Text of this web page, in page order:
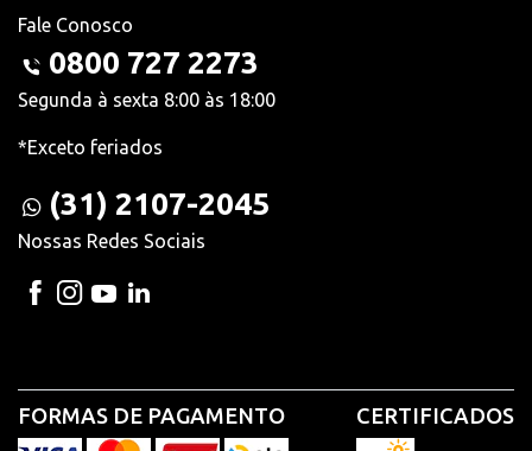
Fale Conosco
0800 727 2273
Segunda à sexta 8:00 às 18:00
*Exceto feriados
(31) 2107-2045
Nossas Redes Sociais
FORMAS DE PAGAMENTO CERTIFICADOS